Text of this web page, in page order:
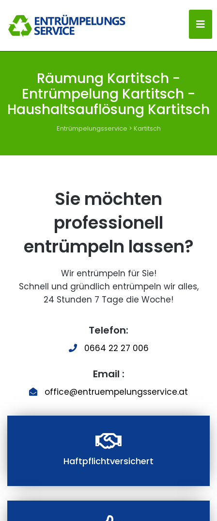
Räumung Kartitsch -
Entrümpelung Kartitsch -
Haushaltsauflösung Kartitsch
Entrümpelungsservice > Kartitsch
Sie möchten
professionell
entrümpeln lassen?
Wir entrümpeln für Sie!
Schnell und gründlich entrümpeln wir alles,
24 Stunden 7 Tage die Woche!
Telefon:
0664 22 27 006
Email :
office@entruempelungsservice.at
Haftpflichtversichert